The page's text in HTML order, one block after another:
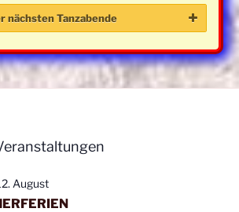
nächsten Tanzabende
Beginn Level
Uhr
14. Januar
2026
August